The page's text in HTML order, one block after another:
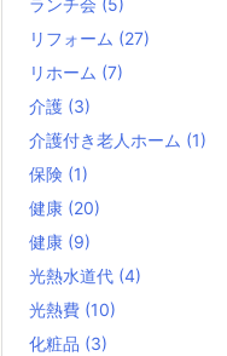
ランチ会 (5)
リフォーム (27)
リホーム (7)
介護 (3)
介護付き老人ホーム (1)
保険 (1)
健康 (20)
健康 (9)
光熱水道代 (4)
光熱費 (10)
化粧品 (3)